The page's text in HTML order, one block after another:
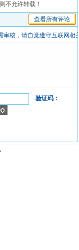
不允许转载！
查看所有评论
审核，请自觉遵守互联网相
验证码：